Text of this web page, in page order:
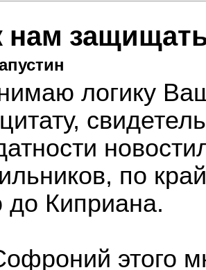
нам
логику
по
до Киприана.
этого